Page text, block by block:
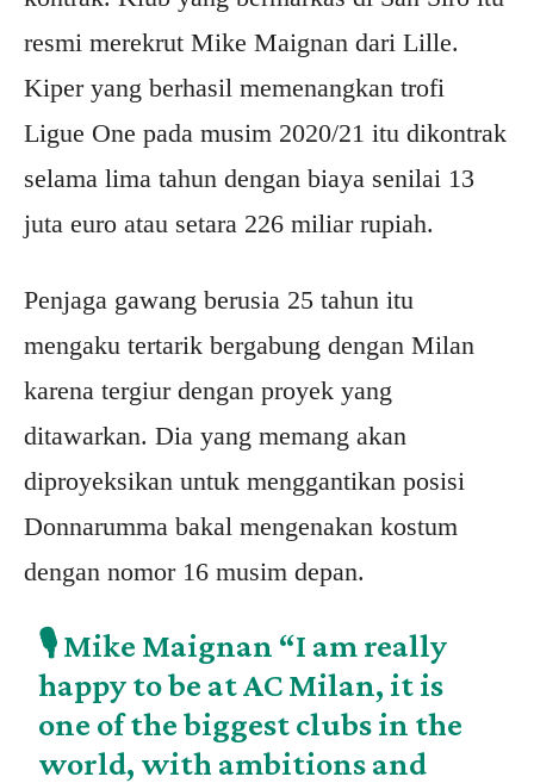
resmi merekrut Mike Maignan dari Lille.
Kiper yang berhasil memenangkan trofi
Ligue One pada musim 2020/21 itu dikontrak
selama lima tahun dengan biaya senilai 13
juta euro atau setara 226 miliar rupiah.
Penjaga gawang berusia 25 tahun itu
mengaku tertarik bergabung dengan Milan
karena tergiur dengan proyek yang
ditawarkan. Dia yang memang akan
diproyeksikan untuk menggantikan posisi
Donnarumma bakal mengenakan kostum
dengan nomor 16 musim depan.
🎙️ Mike Maignan “I am really
happy to be at AC Milan, it is
one of the biggest clubs in the
world, with ambitions and